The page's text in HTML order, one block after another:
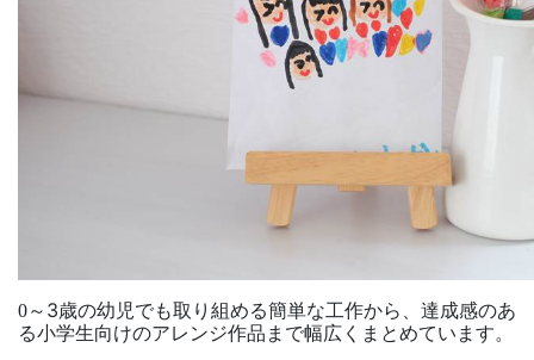
0～ 3歳の幼児でも取り組める簡単な工作から、達成感のあ
る小学生向けのアレンジ作品まで幅広くまとめています。